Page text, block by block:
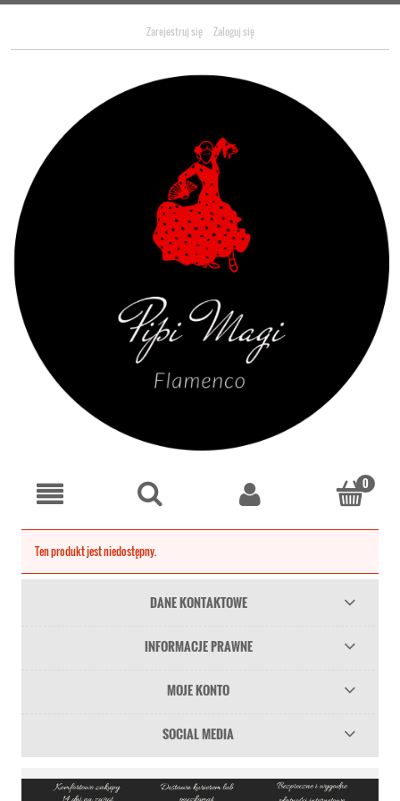
Zarejestruj się Zaloguj się
Ten produkt jest niedostępny.
DANE KONTAKTOWE
INFORMACJE PRAWNE
MOJE KONTO
SOCIAL MEDIA